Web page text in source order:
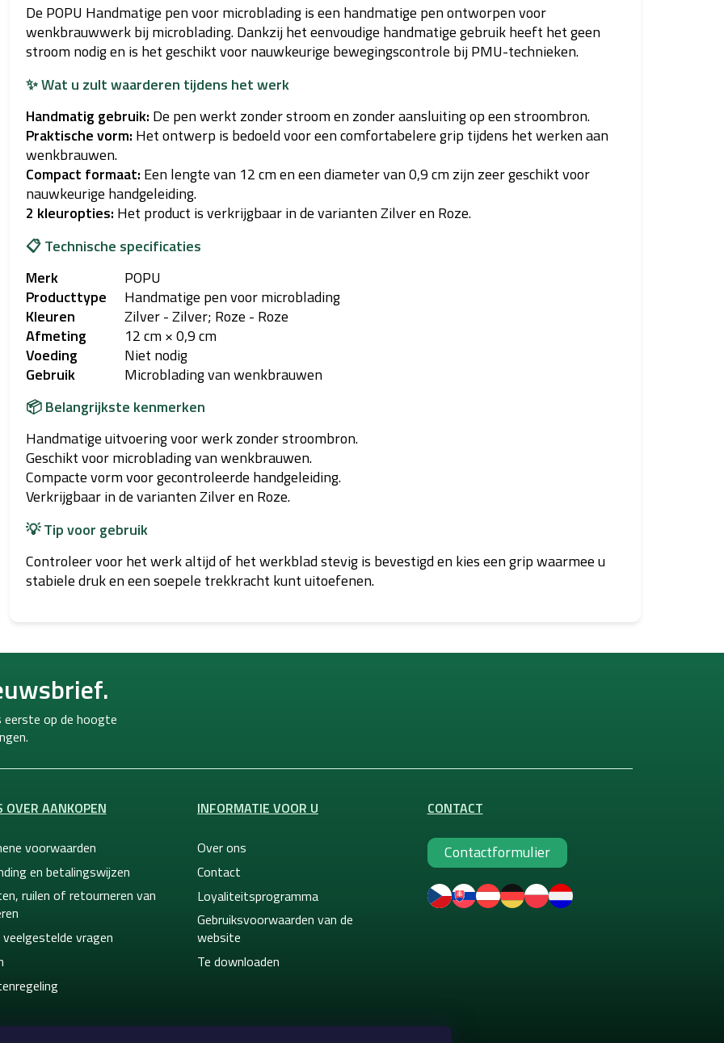
De POPU Handmatige pen voor microblading is een handmatige pen ontworpen voor
wenkbrauwwerk bij microblading. Dankzij het eenvoudige handmatige gebruik heeft het geen
stroom nodig en is het geschikt voor nauwkeurige bewegingscontrole bij PMU-technieken.
✨ Wat u zult waarderen tijdens het werk
Handmatig gebruik: De pen werkt zonder stroom en zonder aansluiting op een stroombron.
Praktische vorm: Het ontwerp is bedoeld voor een comfortabelere grip tijdens het werken aan
wenkbrauwen.
Compact formaat: Een lengte van 12 cm en een diameter van 0,9 cm zijn zeer geschikt voor
nauwkeurige handgeleiding.
2 kleuropties: Het product is verkrijgbaar in de varianten Zilver en Roze.
📋 Technische specificaties
Merk
POPU
Producttype
Handmatige pen voor microblading
Kleuren
Zilver - Zilver; Roze - Roze
Afmeting
12 cm × 0,9 cm
Voeding
Niet nodig
Gebruik
Microblading van wenkbrauwen
📦 Belangrijkste kenmerken
Handmatige uitvoering voor werk zonder stroombron.
Geschikt voor microblading van wenkbrauwen.
Compacte vorm voor gecontroleerde handgeleiding.
Verkrijgbaar in de varianten Zilver en Roze.
💡 Tip voor gebruik
Controleer voor het werk altijd of het werkblad stevig is bevestigd en kies een grip waarmee u
stabiele druk en een soepele trekkracht kunt uitoefenen.
eerste op de hoogte
OVER AANKOPEN
voorwaarden
en betalingswijzen
ruilen of retourneren van
vragen
INFORMATIE VOOR U
Over ons
Contact
Loyaliteitsprogramma
Gebruiksvoorwaarden van de
website
Te downloaden
CONTACT
Contactformulier